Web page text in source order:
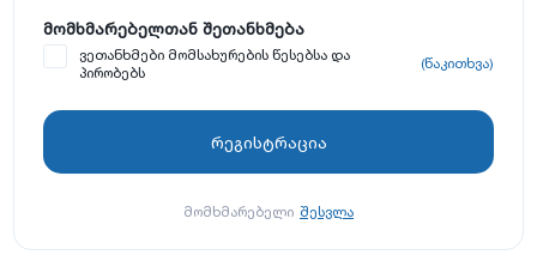
მომხმარებელთან შეთანხმება
ვეთანხმები მომსახურების წესებსა და
პირობებს
(წაკითხვა)
მომხმარებელი შესვლა